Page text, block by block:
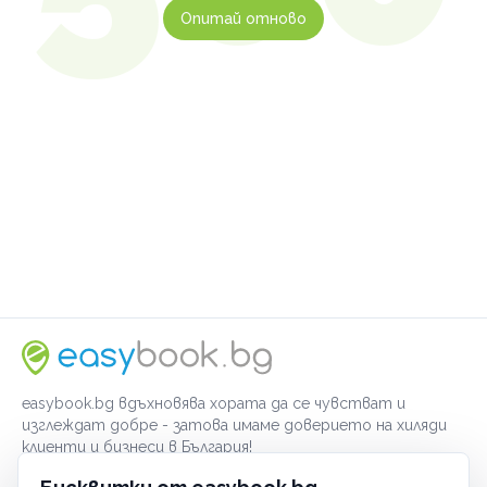
Опитай отново
easybook.bg вдъхновява хората да се чувстват и
изглеждат добре - затова имаме доверието на хиляди
клиенти и бизнеси в България!